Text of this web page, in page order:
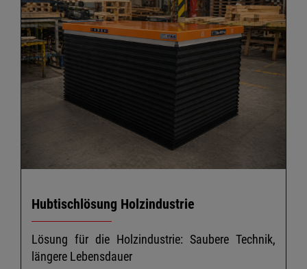
Hubtischlösung Holzindustrie
Lösung für die Holzindustrie: Saubere Technik,
längere Lebensdauer